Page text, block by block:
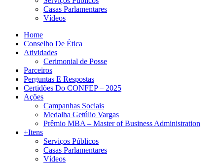
Casas Parlamentares
Vídeos
Home
Conselho De Ética
Atividades
Cerimonial de Posse
Parceiros
Perguntas E Respostas
Certidões Do CONFEP – 2025
Ações
Campanhas Sociais
Medalha Getúlio Vargas
Prêmio MBA – Master of Business Administration
+Itens
Serviços Públicos
Casas Parlamentares
Vídeos